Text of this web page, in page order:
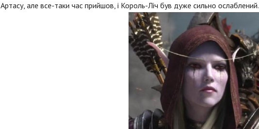
Артасу, але все-таки час прийшов, і Король-Ліч був дуже сильно ослаблений.